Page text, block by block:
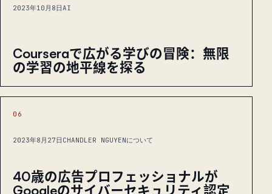
2023年10月8日AI
Courseraで広がる学びの冒険：無限
の学習の地平線を探る
06
2023年8月27日 CHANDLER NGUYENについて
40歳の広告プロフェッショナルが
Googleのサイバーセキュリティ認定